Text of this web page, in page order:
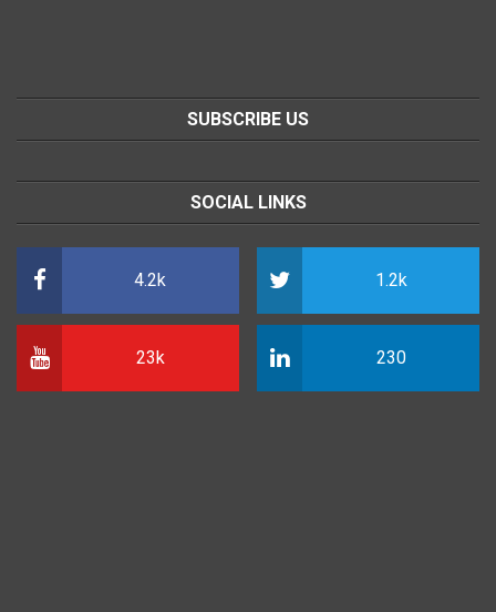
SUBSCRIBE US
SOCIAL LINKS
4.2k 1.2k
23k 230